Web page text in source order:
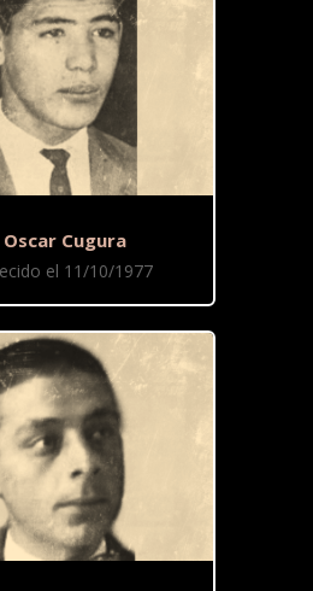
Oscar Cugura
el 11/10/1977